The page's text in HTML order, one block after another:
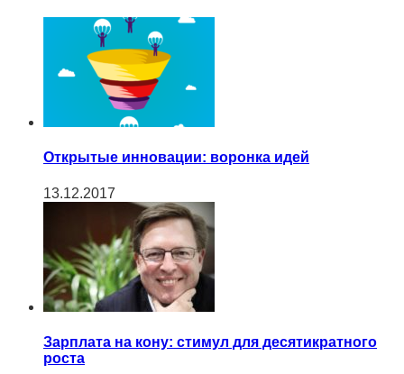
Открытые инновации: воронка идей
13.12.2017
Зарплата на кону: стимул для десятикратного
роста